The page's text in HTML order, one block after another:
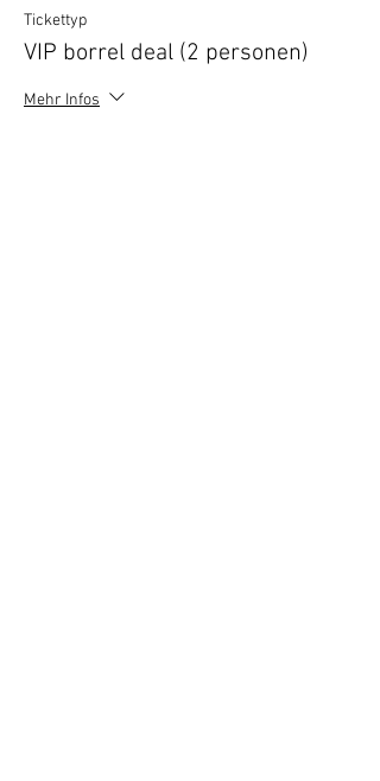
Tickettyp
VIP borrel deal (2 personen)
Mehr Infos